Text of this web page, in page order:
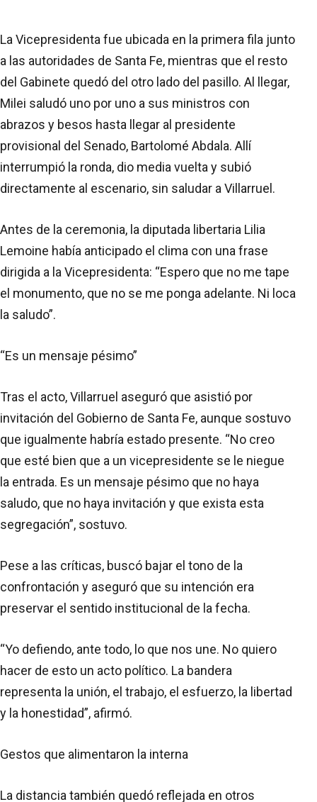
La Vicepresidenta fue ubicada en la primera fila junto
a las autoridades de Santa Fe, mientras que el resto
del Gabinete quedó del otro lado del pasillo. Al llegar,
Milei saludó uno por uno a sus ministros con
abrazos y besos hasta llegar al presidente
provisional del Senado, Bartolomé Abdala. Allí
interrumpió la ronda, dio media vuelta y subió
directamente al escenario, sin saludar a Villarruel.
Antes de la ceremonia, la diputada libertaria Lilia
Lemoine había anticipado el clima con una frase
dirigida a la Vicepresidenta: “Espero que no me tape
el monumento, que no se me ponga adelante. Ni loca
la saludo”.
“Es un mensaje pésimo”
Tras el acto, Villarruel aseguró que asistió por
invitación del Gobierno de Santa Fe, aunque sostuvo
que igualmente habría estado presente. “No creo
que esté bien que a un vicepresidente se le niegue
la entrada. Es un mensaje pésimo que no haya
saludo, que no haya invitación y que exista esta
segregación”, sostuvo.
Pese a las críticas, buscó bajar el tono de la
confrontación y aseguró que su intención era
preservar el sentido institucional de la fecha.
“Yo defiendo, ante todo, lo que nos une. No quiero
hacer de esto un acto político. La bandera
representa la unión, el trabajo, el esfuerzo, la libertad
y la honestidad”, afirmó.
Gestos que alimentaron la interna
La distancia también quedó reflejada en otros